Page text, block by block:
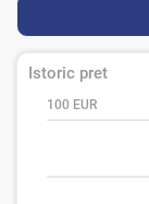
Istoric pret
100 EUR